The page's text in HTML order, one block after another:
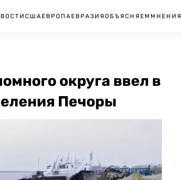
США ЕВРОПА ЕВРАЗИЯ ОБЪЯСНЯЕМ МНЕНИЯ
округа ввел в
Печоры